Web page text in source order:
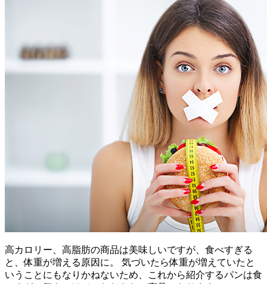
高カロリー、高脂肪の商品は美味しいですが、食べすぎる
と、体重が増える原因に。 気づいたら体重が増えていたと
いうことにもなりかねないため、これから紹介するパンは食